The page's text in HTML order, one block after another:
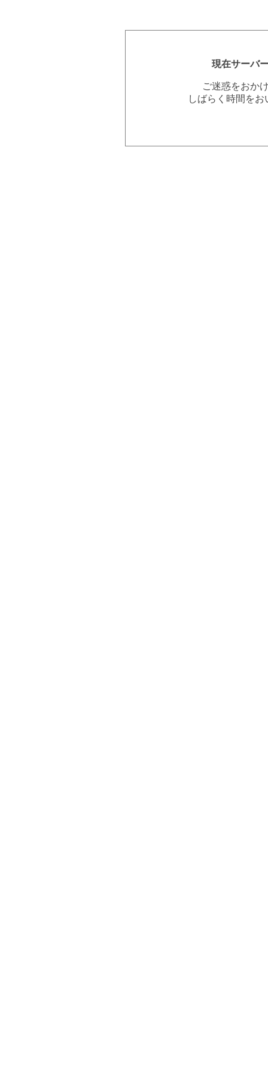
現在サーバ
ご迷惑をおか
しばらく時間を